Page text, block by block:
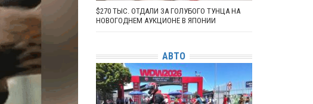
$270 ТЫС. ОТДАЛИ ЗА ГОЛУБОГО ТУНЦА НА
НОВОГОДНЕМ АУКЦИОНЕ В ЯПОНИИ
АВТО